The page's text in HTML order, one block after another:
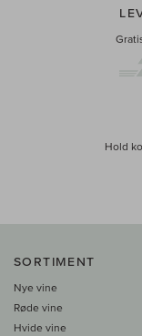
Hold
SORTIMENT
Nye vine
Røde vine
Hvide vine